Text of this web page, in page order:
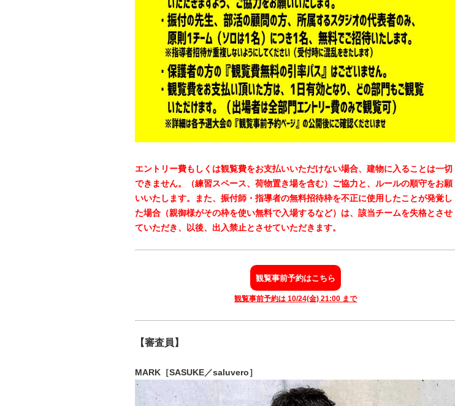
エントリー費もしくは観覧費をお支払いいただけない場合、建物に入ることは一切
できません。（練習スペース、荷物置き場を含む）ご協力と、ルールの順守をお願
いいたします。また、 振付師・指導者の無料招待枠を不正に使用したことが発覚し
た場合（親御様がその枠を使い無料で入場するなど）は、該当チームを失格とさせ
ていただき、以後、出入禁止とさせていただきます。
観覧事前予約はこちら
観覧事前予約は 10/24(金) 21:00 まで
【審査員】
MARK［SASUKE／saluvero］